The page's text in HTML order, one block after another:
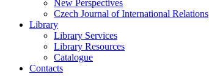
New Perspectives
Czech Journal of International Relations
Library
Library Services
Library Resources
Catalogue
Contacts